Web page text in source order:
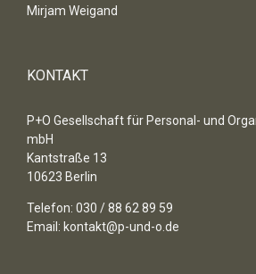
Mirjam Weigand
KONTAKT
P+O Gesellschaft für Personal- und
mbH
Kantstraße 13
10623 Berlin
Telefon: 030 / 88 62 89 59
Email: kontakt@p-und-o.de